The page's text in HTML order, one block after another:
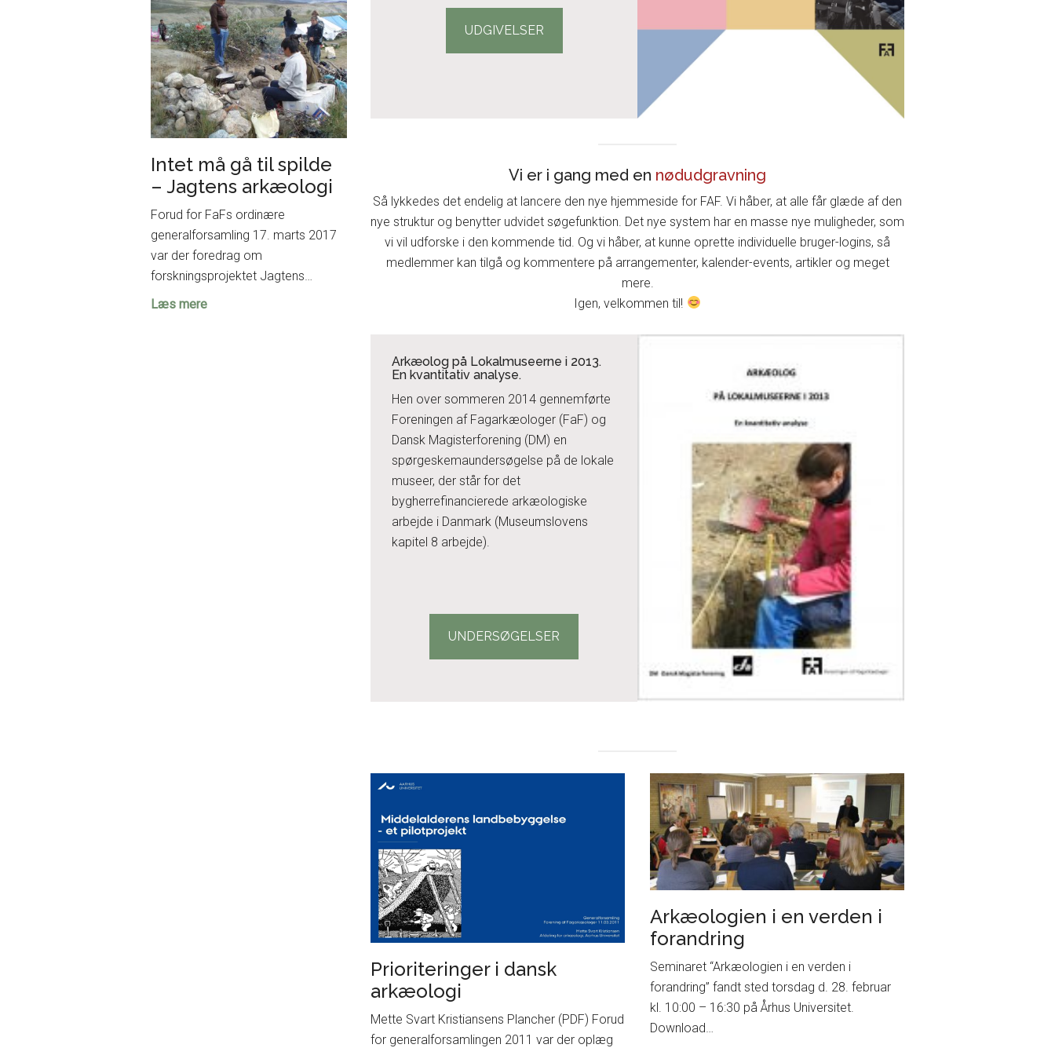
UDGIVELSER
Vi er i gang med en nødudgravning
Så lykkedes det endelig at lancere den nye hjemmeside for FAF. Vi håber, at alle får glæde af den
nye struktur og benytter udvidet søgefunktion. Det nye system har en masse nye muligheder, som
vi vil udforske i den kommende tid. Og vi håber, at kunne oprette individuelle bruger-logins, så
medlemmer kan tilgå og kommentere på arrangementer, kalender-events, artikler og meget
mere.
Igen, velkommen til!
Arkæolog på Lokalmuseerne i 2013.
En kvantitativ analyse.
Hen over sommeren 2014 gennemførte
Foreningen af Fagarkæologer (FaF) og
Dansk Magisterforening (DM) en
spørgeskemaundersøgelse på de lokale
museer, der står for det
bygherrefinancierede arkæologiske
arbejde i Danmark (Museumslovens
kapitel 8 arbejde).
UNDERSØGELSER
Prioriteringer i dansk
arkæologi
Mette Svart Kristiansens Plancher (PDF) Forud
for generalforsamlingen 2011 var der oplæg
Arkæologien i en verden i
forandring
Seminaret “Arkæologien i en verden i
forandring” fandt sted torsdag d. 28. februar
kl. 10:00 – 16:30 på Århus Universitet.
Download…
udstillingen
på
Moesgaard
Intet må gå til spilde
– Jagtens arkæologi
Forud for FaFs ordinære
generalforsamling 17. marts 2017
var der foredrag om
forskningsprojektet Jagtens…
Læs mereIntet